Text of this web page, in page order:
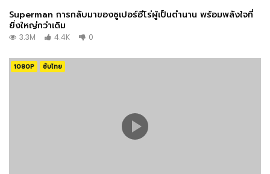
Superman การกลับมาของซูเปอร์ฮีโร่ผู้เป็นตำนาน พร้อมพลังใจที่
ยิ่งใหญ่กว่าเดิม
3.3M 4.4K 0
1080P ซับไทย